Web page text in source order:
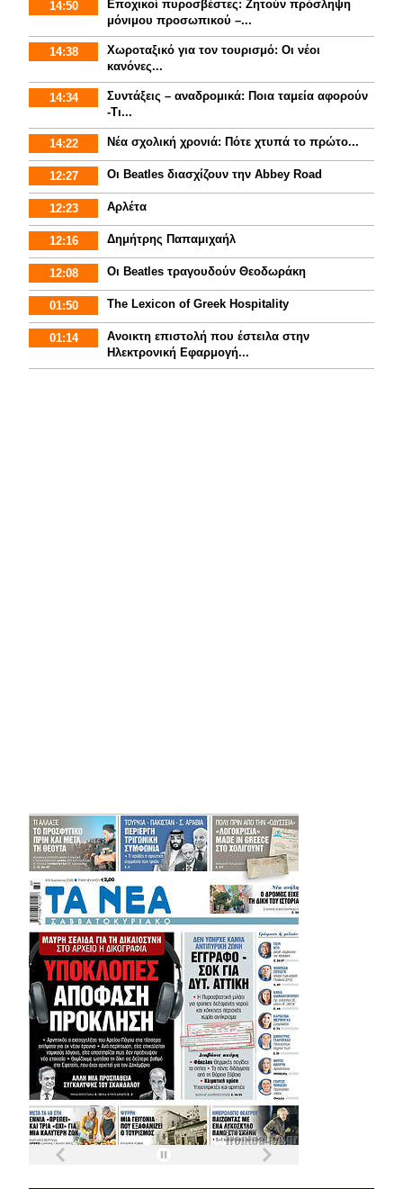
14:50
Εποχικοί πυροσβέστες: Ζητούν πρόσληψη
μόνιμου προσωπικού –...
14:38
Χωροταξικό για τον τουρισμό: Οι νέοι
κανόνες...
14:34
Συντάξεις – αναδρομικά: Ποια ταμεία αφορούν
-Τι...
14:22 Νέα σχολική χρονιά: Πότε χτυπά το πρώτο...
12:27 Οι Beatles διασχίζουν την Abbey Road
12:23 Αρλέτα
12:16 Δημήτρης Παπαμιχαήλ
12:08 Οι Beatles τραγουδούν Θεοδωράκη
01:50 The Lexicon of Greek Hospitality
01:14
Aνοικτη επιστολή που έστειλα στην
Ηλεκτρονική Εφαρμογή...